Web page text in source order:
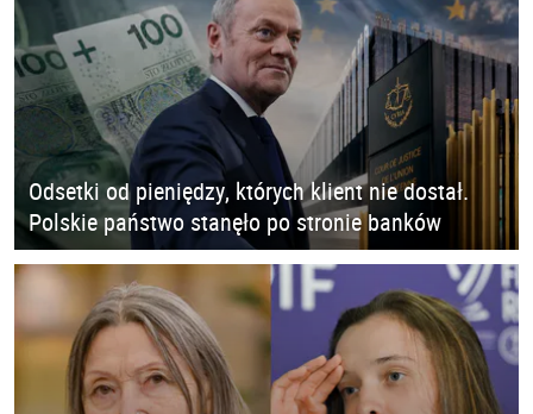
Odsetki od pieniędzy, których klient nie dostał.
Polskie państwo stanęło po stronie banków